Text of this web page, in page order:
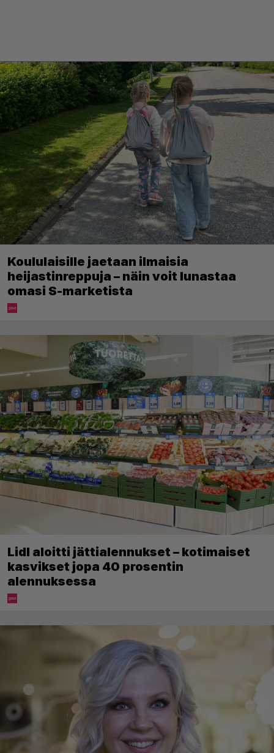
Koululaisille jaetaan ilmaisia
heijastinreppuja – näin voit lunastaa
omasi S-marketista
Lidl aloitti jättialennukset – kotimaiset
kasvikset jopa 40 prosentin
alennuksessa